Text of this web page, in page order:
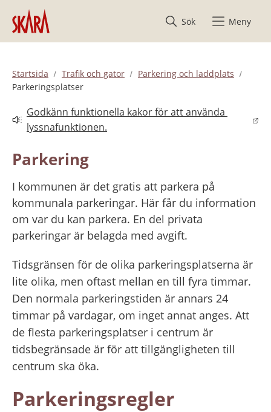
Hoppa till innehåll
Sök
Meny
Startsida Trafik och gator
Parkering och laddplats
Parkeringsplatser
Godkänn funktionella kakor för att använda
lyssnafunktionen.
Länk till annan webbplats.
Parkering
I kommunen är det gratis att parkera på
kommunala parkeringar. Här får du information
om var du kan parkera. En del privata
parkeringar är belagda med avgift.
Tidsgränsen för de olika parkeringsplatserna är
lite olika, men oftast mellan en till fyra timmar.
Den normala parkeringstiden är annars 24
timmar på vardagar, om inget annat anges. Att
de flesta parkeringsplatser i centrum är
tidsbegränsade är för att tillgängligheten till
centrum ska öka.
Parkeringsregler